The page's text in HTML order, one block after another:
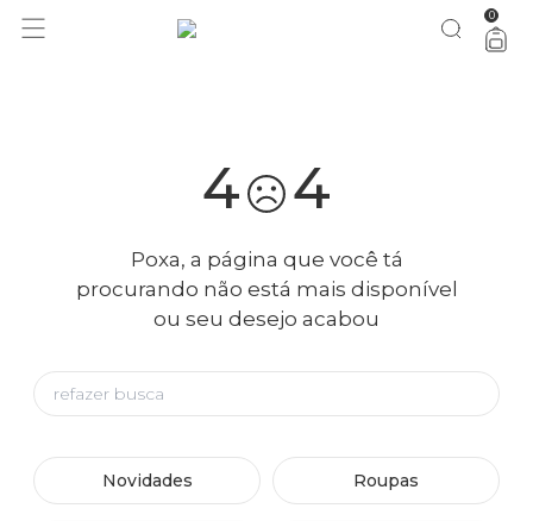
você merece 30% OFF pra comemorar com a gente aproveita! 0
4 4
Poxa, a página que você tá
procurando não está mais disponível
ou seu desejo acabou
Novidades Roupas